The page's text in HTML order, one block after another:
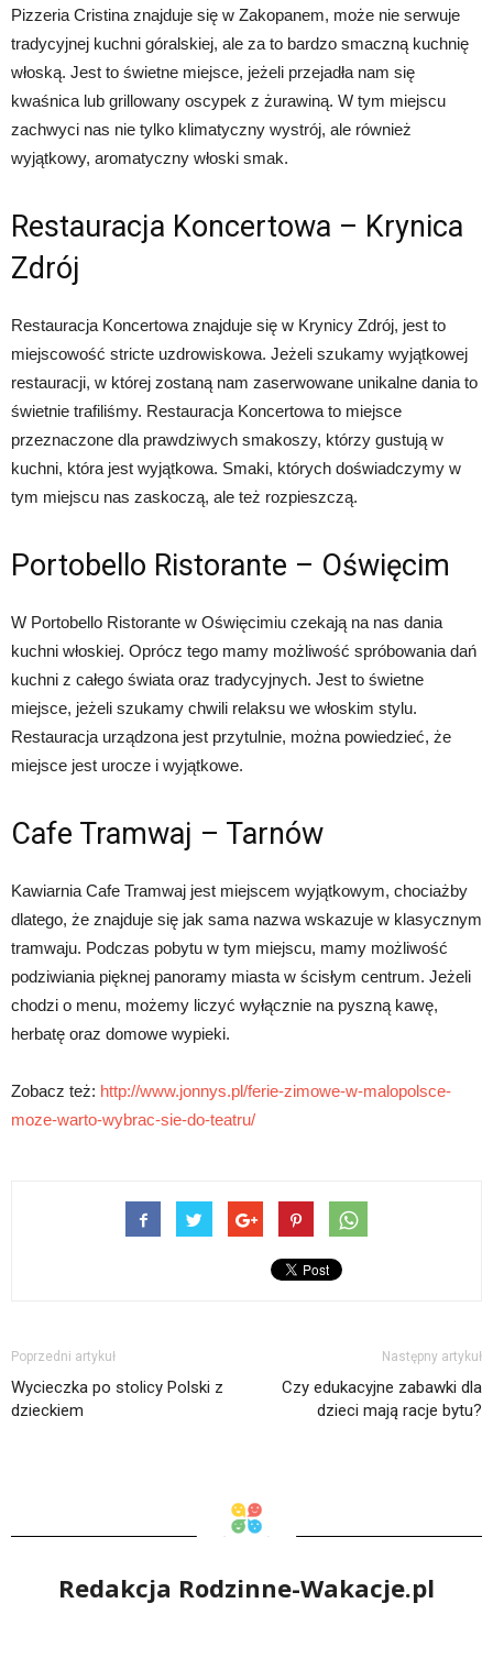
Pizzeria Cristina znajduje się w Zakopanem, może nie serwuje
tradycyjnej kuchni góralskiej, ale za to bardzo smaczną kuchnię
włoską. Jest to świetne miejsce, jeżeli przejadła nam się
kwaśnica lub grillowany oscypek z żurawiną. W tym miejscu
zachwyci nas nie tylko klimatyczny wystrój, ale również
wyjątkowy, aromatyczny włoski smak.
Restauracja Koncertowa – Krynica
Zdrój
Restauracja Koncertowa znajduje się w Krynicy Zdrój, jest to
miejscowość stricte uzdrowiskowa. Jeżeli szukamy wyjątkowej
restauracji, w której zostaną nam zaserwowane unikalne dania to
świetnie trafiliśmy. Restauracja Koncertowa to miejsce
przeznaczone dla prawdziwych smakoszy, którzy gustują w
kuchni, która jest wyjątkowa. Smaki, których doświadczymy w
tym miejscu nas zaskoczą, ale też rozpieszczą.
Portobello Ristorante – Oświęcim
W Portobello Ristorante w Oświęcimiu czekają na nas dania
kuchni włoskiej. Oprócz tego mamy możliwość spróbowania dań
kuchni z całego świata oraz tradycyjnych. Jest to świetne
miejsce, jeżeli szukamy chwili relaksu we włoskim stylu.
Restauracja urządzona jest przytulnie, można powiedzieć, że
miejsce jest urocze i wyjątkowe.
Cafe Tramwaj – Tarnów
Kawiarnia Cafe Tramwaj jest miejscem wyjątkowym, chociażby
dlatego, że znajduje się jak sama nazwa wskazuje w klasycznym
tramwaju. Podczas pobytu w tym miejscu, mamy możliwość
podziwiania pięknej panoramy miasta w ścisłym centrum. Jeżeli
chodzi o menu, możemy liczyć wyłącznie na pyszną kawę,
herbatę oraz domowe wypieki.
Zobacz też: http://www.jonnys.pl/ferie-zimowe-w-malopolsce-
moze-warto-wybrac-sie-do-teatru/
Poprzedni artykuł
Wycieczka po stolicy Polski z
dzieckiem
Następny artykuł
Czy edukacyjne zabawki dla
dzieci mają racje bytu?
Redakcja Rodzinne-Wakacje.pl